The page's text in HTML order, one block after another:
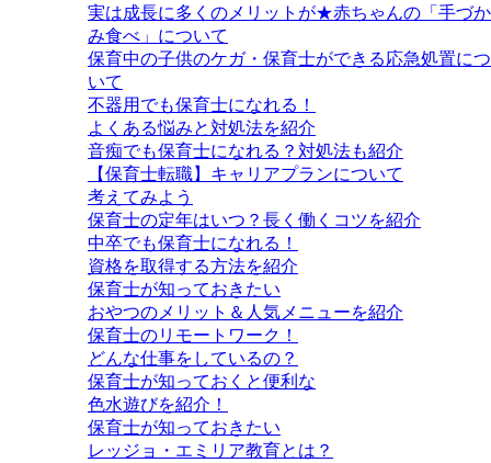
実は成長に多くのメリットが★赤ちゃんの「手づか
み食べ」について
保育中の子供のケガ・保育士ができる応急処置につ
いて
不器用でも保育士になれる！
よくある悩みと対処法を紹介
音痴でも保育士になれる？対処法も紹介
【保育士転職】キャリアプランについて
考えてみよう
保育士の定年はいつ？長く働くコツを紹介
中卒でも保育士になれる！
資格を取得する方法を紹介
保育士が知っておきたい
おやつのメリット＆人気メニューを紹介
保育士のリモートワーク！
どんな仕事をしているの？
保育士が知っておくと便利な
色水遊びを紹介！
保育士が知っておきたい
レッジョ・エミリア教育とは？